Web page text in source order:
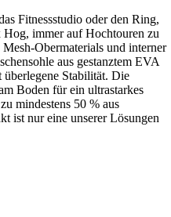
Fitnessstudio oder den Ring,
immer auf Hochtouren zu
Obermaterials und interner
aus gestanztem EVA
Stabilität. Die
Boden für ein ultrastarkes
mindestens 50 % aus
ist nur eine unserer Lösungen